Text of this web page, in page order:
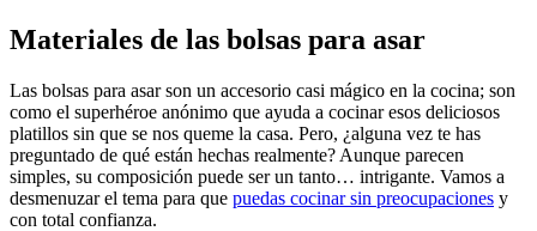
Materiales de las bolsas para asar
Las‌ bolsas‌ para asar ​son un accesorio casi mágico en la ​cocina; son
como ‍el superhéroe anónimo que ayuda a cocinar ‌esos ‍deliciosos
⁢platillos sin ‍que ​se ​nos ​queme ‌la casa. Pero, ¿alguna vez te has
preguntado de qué están hechas realmente? Aunque ⁤parecen
simples, su composición puede ser un tanto… intrigante. Vamos a
⁢desmenuzar el tema para‍ que ⁣ puedas cocinar sin preocupaciones y
con total confianza.